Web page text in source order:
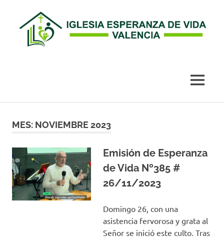
contenido
Valencia
MENÚ
MES: NOVIEMBRE 2023
Emisión de Esperanza
de Vida Nº385 #
26/11/2023
Domingo 26, con una
asistencia fervorosa y grata al
Señor se inició este culto. Tras